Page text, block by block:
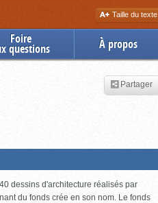
Augmenter
la
Taille du texte
Foire
questions À propos
Partager
dessins d'architecture réalisés par
du fonds crée en son nom. Le fonds